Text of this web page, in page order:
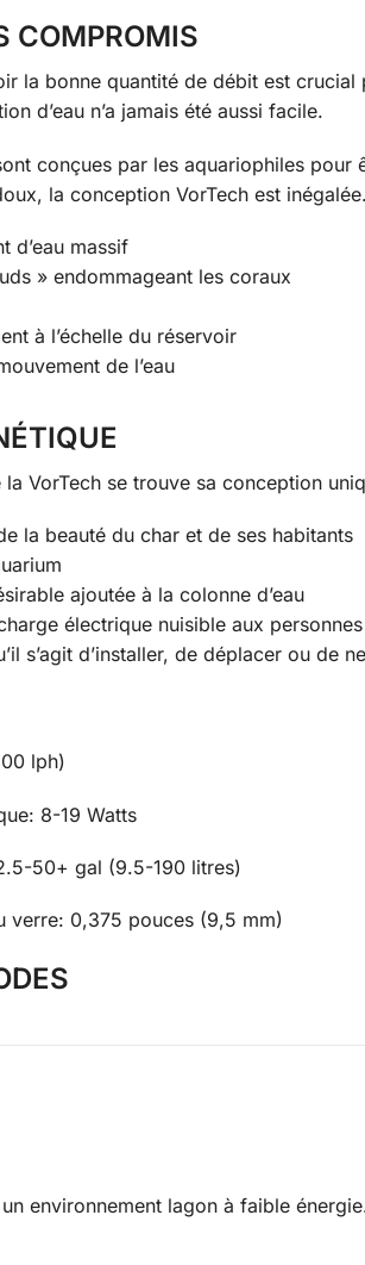
COMPROMIS
la bonne quantité de débit est crucial
d’eau n’a jamais été aussi facile.
conçues par les aquariophiles
la conceptionVorTech est inégalée.
d’eau massif
» endommageant les coraux
à l’échelle du réservoir
de l’eau
la VorTechse trouve sa conception
la beauté du char et de ses habitants
ajoutée à la colonne d’eau
électrique nuisible aux
s’agit d’installer, de déplacer ou de
lph)
8-19 Watts
50+ gal (9.5-190 litres)
verre: 0,375 pouces (9,5 mm)
environnement lagon à faible